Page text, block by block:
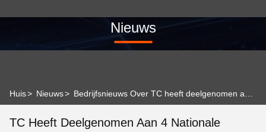
Nieuws
Huis> Nieuws>
TC Heeft Deelgenomen Aan 4 Nationale